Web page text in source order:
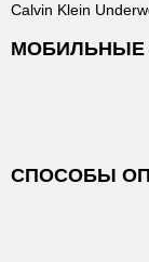
Calvin Klein
МОБИЛЬНЫЕ
СПОСОБЫ